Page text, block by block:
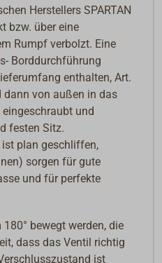
Herstellers SPARTAN
bzw. über eine
Rumpf verbolzt. Eine
Borddurchführung
enthalten, Art.
dann von außen in das
eingeschraubt und
festen Sitz.
ist plan geschliffen,
sorgen für gute
und für perfekte
bewegt werden, die
dass das Ventil richtig
ist